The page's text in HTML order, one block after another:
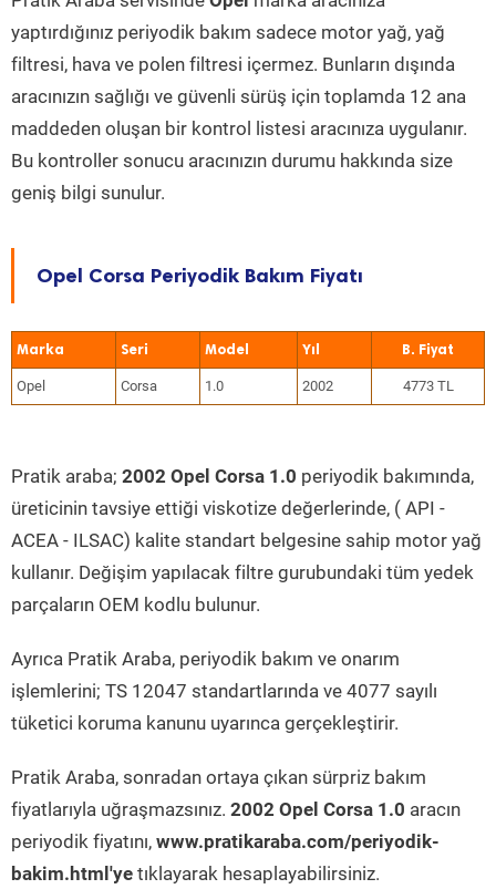
yaptırdığınız periyodik bakım sadece motor yağ, yağ
filtresi, hava ve polen filtresi içermez. Bunların dışında
aracınızın sağlığı ve güvenli sürüş için toplamda 12 ana
maddeden oluşan bir kontrol listesi aracınıza uygulanır.
Bu kontroller sonucu aracınızın durumu hakkında size
geniş bilgi sunulur.
Opel Corsa Periyodik Bakım Fiyatı
Marka Seri Model Yıl
Opel Corsa 1.0 2002 4773 TL
Pratik araba; 2002 Opel Corsa 1.0 periyodik bakımında,
üreticinin tavsiye ettiği viskotize değerlerinde, ( API -
ACEA - ILSAC) kalite standart belgesine sahip motor yağ
kullanır. Değişim yapılacak filtre gurubundaki tüm yedek
parçaların OEM kodlu bulunur.
Ayrıca Pratik Araba, periyodik bakım ve onarım
işlemlerini; TS 12047 standartlarında ve 4077 sayılı
tüketici koruma kanunu uyarınca gerçekleştirir.
Pratik Araba, sonradan ortaya çıkan sürpriz bakım
fiyatlarıyla uğraşmazsınız. 2002 Opel Corsa 1.0 aracın
periyodik fiyatını, www.pratikaraba.com/periyodik-
bakim.html'ye tıklayarak hesaplayabilirsiniz.